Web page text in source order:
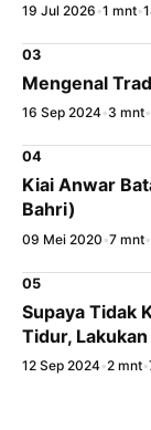
19 Jul 2026 •1 mnt•
03
Mengenal
16 Sep 2024•3 mnt•
04
Kiai Anwar
Bahri)
09 Mei 2020 •7 mnt•
05
Supaya Tidak
Tidur,
12 Sep 2024•2 mnt•